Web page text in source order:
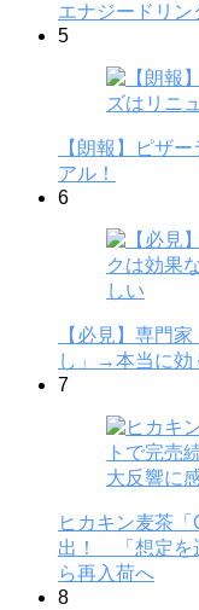
エナジードリ
5
【朗報】ピザ
アル！
6
【必見】専門
し」→本当に効
7
ヒカキン麦茶
出！ 「想定を
ら再入荷へ
8